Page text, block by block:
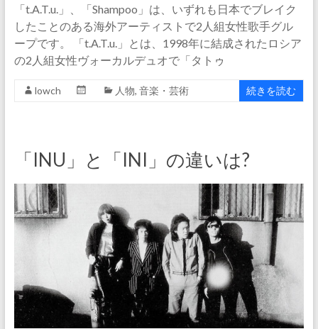
「t.A.T.u.」、「Shampoo」は、いずれも日本でブレイク
したことのある海外アーティストで2人組女性歌手グル
ープです。 「t.A.T.u.」とは、1998年に結成されたロシア
の2人組女性ヴォーカルデュオで「タトゥ
lowch 人物, 音楽・芸術 続きを読む
「INU」と「INI」の違いは?